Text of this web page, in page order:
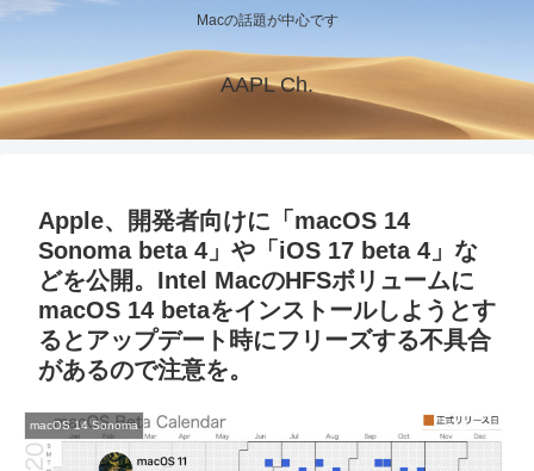
Macの話題が中心です
AAPL Ch.
Apple、開発者向けに「macOS 14
Sonoma beta 4」や「iOS 17 beta 4」な
どを公開。Intel MacのHFSボリュームに
macOS 14 betaをインストールしようとす
るとアップデート時にフリーズする不具合
があるので注意を。
macOS 14 Sonoma